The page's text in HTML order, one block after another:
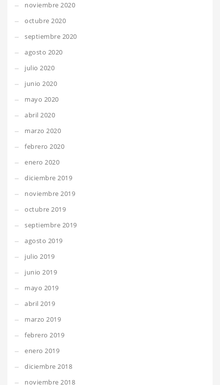
noviembre 2020
octubre 2020
septiembre 2020
agosto 2020
julio 2020
junio 2020
mayo 2020
abril 2020
marzo 2020
febrero 2020
enero 2020
diciembre 2019
noviembre 2019
octubre 2019
septiembre 2019
agosto 2019
julio 2019
junio 2019
mayo 2019
abril 2019
marzo 2019
febrero 2019
enero 2019
diciembre 2018
noviembre 2018